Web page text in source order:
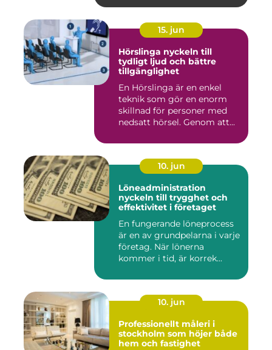
15. jun
Hörslinga nyckeln till
tydligt ljud och bättre
tillgänglighet
En Hörslinga är en enkel
teknik som gör en enorm
skillnad för personer med
nedsatt hörsel. Genom att...
10. jun
Löneadministration
nyckeln till trygghet och
effektivitet i företaget
En fungerande löneprocess
är en av grundpelarna i varje
företag. När lönerna
kommer i tid, är korrek...
10. jun
Professionellt måleri i
stockholm som höjer både
hem och fastighet